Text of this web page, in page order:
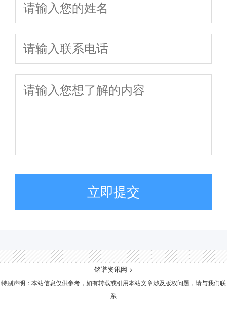
立即提交
铭谱资讯网 >
特别声明：本站信息仅供参考，如有转载或引用本站文章涉及版权问题，请与我们联
系